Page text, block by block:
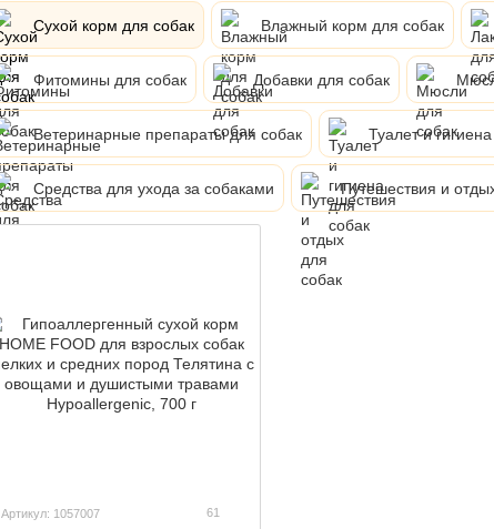
Сухой корм для собак Влажный корм для собак
Фитомины для собак Добавки для собак
Ветеринарные препараты для собак Туалет и
Средства для ухода за собаками Путешествия и
Артикул: 1057007 61